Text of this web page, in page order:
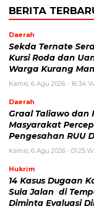
BERITA
Daerah
Sekda Ternate
Kursi Roda dan
Warga Kurang
Kamis, 6 Agu 2026 - 16:34
Daerah
Graal Taliawo dan
Masyarakat
Pengesahan RUU
Kamis, 6 Agu 2026 - 01:25
Hukrim
14 Kasus Dugaan
Sula Jalan di
Diminta Evaluasi